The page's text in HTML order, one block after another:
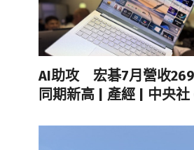
AI助攻 宏碁7月營收
同期新高 | 產經 | 中央社